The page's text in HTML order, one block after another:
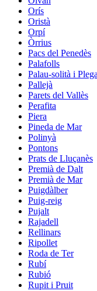
Orís
Oristà
Orpí
Òrrius
Pacs del Penedès
Palafolls
Palau-solità i
Pallejà
Parets del Vallès
Perafita
Piera
Pineda de Mar
Polinyà
Pontons
Prats de Lluçanès
Premià de Dalt
Premià de Mar
Puigdàlber
Puig-reig
Pujalt
Rajadell
Rellinars
Ripollet
Roda de Ter
Rubí
Rubió
Rupit i Pruit